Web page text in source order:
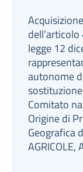
legge 12
autonome
Comitato
Origine di
Geografica
AGRICOLE,